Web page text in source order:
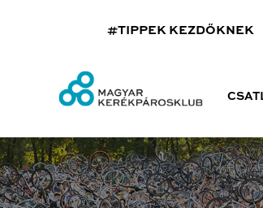
#TIPPEK KEZDŐKNEK